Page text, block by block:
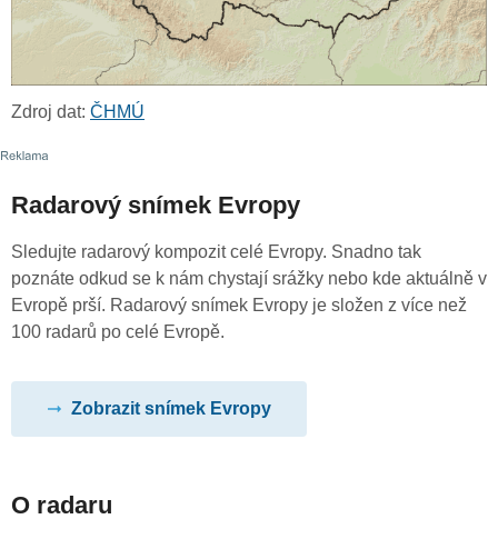
Zdroj dat: ČHMÚ
Radarový snímek Evropy
Sledujte radarový kompozit celé Evropy. Snadno tak
poznáte odkud se k nám chystají srážky nebo kde aktuálně v
Evropě prší. Radarový snímek Evropy je složen z více než
100 radarů po celé Evropě.
Zobrazit snímek Evropy
O radaru